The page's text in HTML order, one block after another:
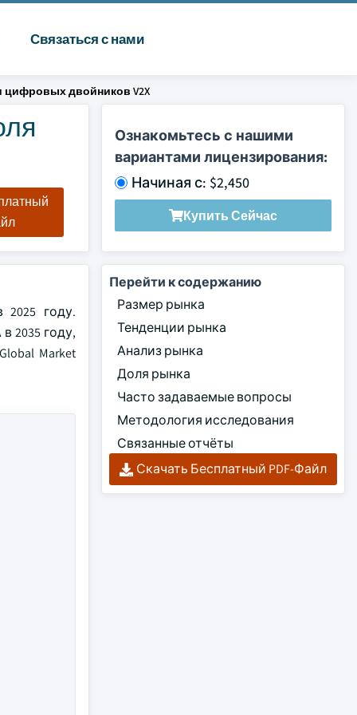
Связаться с нами
цифровых двойников V2X
Ознакомьтесь с нашими
вариантами лицензирования:
Начиная с: $2,450
Купить Сейчас
году.
2035 году,
Market
Перейти к содержанию
Размер рынка
Тенденции рынка
Анализ рынка
Доля рынка
Часто задаваемые вопросы
Методология исследования
Связанные отчёты
Скачать Бесплатный PDF-Файл